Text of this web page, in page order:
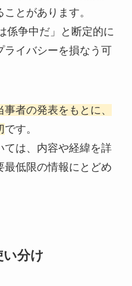
とがあります。
係争中だ」と断定的に
ライバシーを損なう可
者の発表をもとに、
です。
ては、内容や経緯を詳
最低限の情報にとどめ
分け